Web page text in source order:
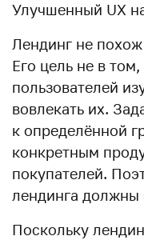
Улучшенный UX
Лендинг не
Его цель не в
пользователей
вовлекать их.
к определённой
конкретным
покупателей.
лендинга должны
Поскольку